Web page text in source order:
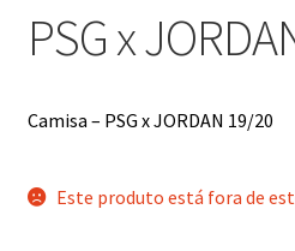
PSG x
Camisa – PSG x JORDAN 19/20
Este produto está fora de